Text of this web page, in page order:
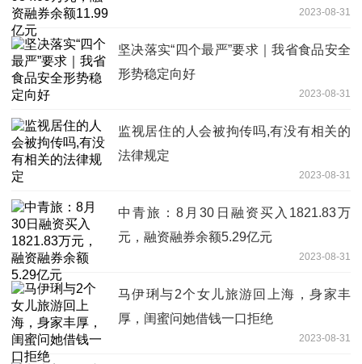
2023-08-31
坚决落实“四个最严”要求｜我省食品安全
形势稳定向好
2023-08-31
监视居住的人会被拘传吗,有没有相关的
法律规定
2023-08-31
中青旅：8月30日融资买入1821.83万
元，融资融券余额5.29亿元
2023-08-31
马伊琍与2个女儿旅游回上海，身家丰
厚，闺蜜问她借钱一口拒绝
2023-08-31